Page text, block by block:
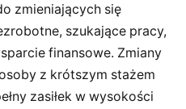
zmieniających się
szukające pracy,
finansowe. Zmiany
z krótszym stażem
zasiłek w wysokości